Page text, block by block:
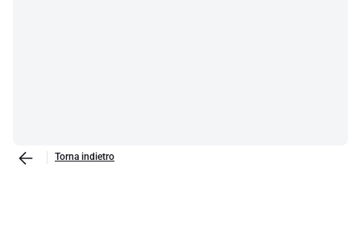
Torna indietro